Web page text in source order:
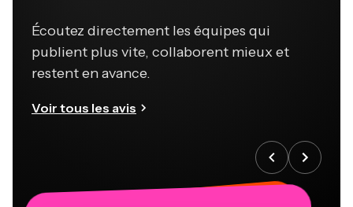
Écoutez directement les équipes qui
publient plus vite, collaborent mieux et
restent en avance.
Voir tous les avis